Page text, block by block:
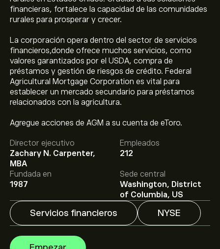
financieras, fortalece la capacidad de las comunidades
rurales para prosperar y crecer.
La corporación opera dentro del sector de servicios
financieros,donde ofrece muchos servicios, como
valores garantizados por el USDA, compra de
préstamos y gestión de riesgos de crédito. Federal
Agricultural Mortgage Corporation es vital para
establecer un mercado secundario para préstamos
relacionados con la agricultura.
Agregue acciones de AGM a su cuenta de eToro.
Director ejecutivo
Zachary N. Carpenter,
MBA
Empleados
212
Fundada en
1987
Sede central
Washington, District
of Columbia, US
Servicios financieros NYSE
El precio actual de las acciones de AGM es de 236.92‎$‎.
El precio medio objetivo para las acciones de Federal
Agricultural Mortgage Corporation es de 236.92‎$‎.
en eToro para conocer los precios objetivo y
las previsiones de los analistas.
Las previsiones de los analistas para las acciones de
Federal Agricultural Mortgage Corporation se basan en